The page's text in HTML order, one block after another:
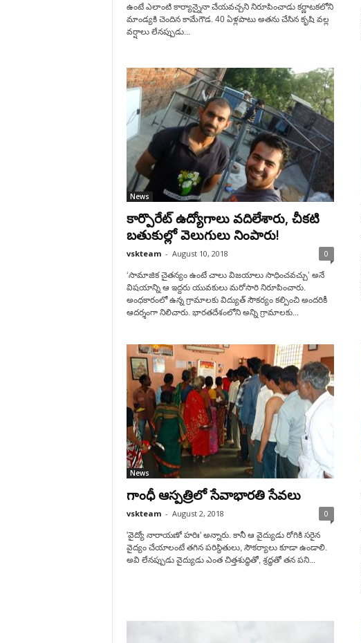
ఉంటే ఎలాంటి కార్యాన్నైనా చేయవచ్చని నిరూపించాడు కర్ణాటకలోని
మాండ్యకి చెందిన కామేగౌడ. 40 ఏళ్లపాటు అతను చేసిన కృషి వల్ల
వర్షాలు లేనప్పుడు...
News
కార్పొరేట్‌ ఉద్యోగాలు వదిలేశారు, చీకటి
బతుకుల్లో వెలుగులు నింపారు!
vskteam - August 10, 2018 0
‘సామాజిక చైతన్యం ఉంటే చాలు విజయాలు సాధించవచ్చు’ అనే
విషయాన్ని ఆ ఇద్దరు యువకులు మరోసారి నిరూపించారు.
అంధకారంలో ఉన్న గ్రామాలకు విద్యుత్‌ సౌకర్యం కల్పించి అందరికీ
ఆదర్శంగా నిలిచారు. భారతదేశంలోని అన్ని గ్రామాలకు...
News
గాంధీ ఆస్పత్రిలో సేవాభారతి సేవలు
vskteam - August 2, 2018 0
'వైద్యో నారాయణో హరిః' అన్నారు. కానీ ఆ వైద్యుడు రోగికి సరైన
వైద్యం చేయాలంటే తగిన పరిస్థితులు, సౌకర్యాలు కూడా ఉండాలి.
అవి లేనప్పుడు వైద్యుడు ఎంత చిత్తశుద్ధితో, శ్రద్ధతో తన పని...